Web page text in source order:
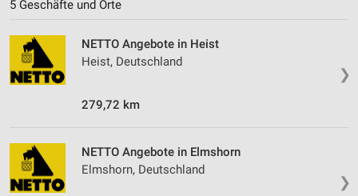
5 Geschäfte und Orte
❯
NETTO Angebote in Heist
Heist, Deutschland
279,72 km
❯
NETTO Angebote in Elmshorn
Elmshorn, Deutschland
Verwendung von Profilen zur Auswahl
personalisierter Inhalte
Messung der Werbeleistung
Messung der Performance von Inhalten
Analyse von Zielgruppen durch Statistiken oder
Kombinationen von Daten aus verschiedenen